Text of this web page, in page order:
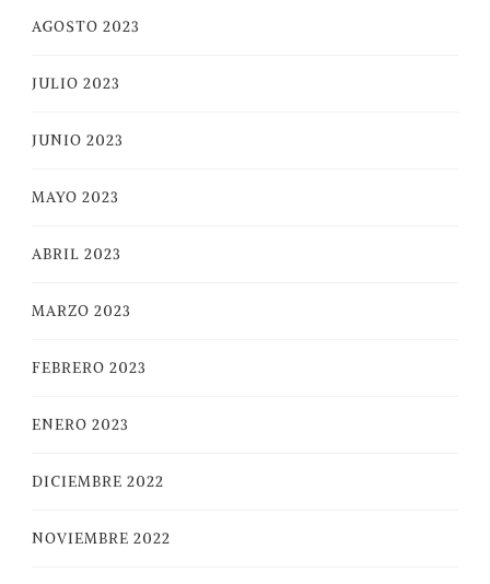
AGOSTO 2023
JULIO 2023
JUNIO 2023
MAYO 2023
ABRIL 2023
MARZO 2023
FEBRERO 2023
ENERO 2023
DICIEMBRE 2022
NOVIEMBRE 2022